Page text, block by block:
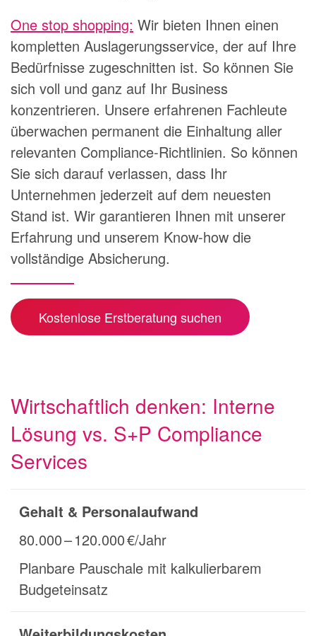
One stop shopping: Wir bieten Ihnen einen
kompletten Auslagerungsservice, der auf Ihre
Bedürfnisse zugeschnitten ist. So können Sie
sich voll und ganz auf Ihr Business
konzentrieren. Unsere erfahrenen Fachleute
überwachen permanent die Einhaltung aller
relevanten Compliance-Richtlinien. So können
Sie sich darauf verlassen, dass Ihr
Unternehmen jederzeit auf dem neuesten
Stand ist. Wir garantieren Ihnen mit unserer
Erfahrung und unserem Know-how die
vollständige Absicherung.
Kostenlose Erstberatung suchen
Wirtschaftlich denken: Interne
Lösung vs. S+P Compliance
Services
Gehalt & Personalaufwand
80.000 – 120.000 €/Jahr
Planbare Pauschale mit kalkulierbarem
Budgeteinsatz